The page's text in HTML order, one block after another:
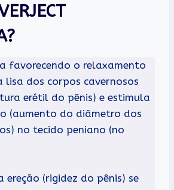
favorecendo o relaxamento
lisa dos corpos cavernosos
erétil do pênis) e estimula
(aumento do diâmetro dos
no tecido peniano (no
ereção (rigidez do pênis) se